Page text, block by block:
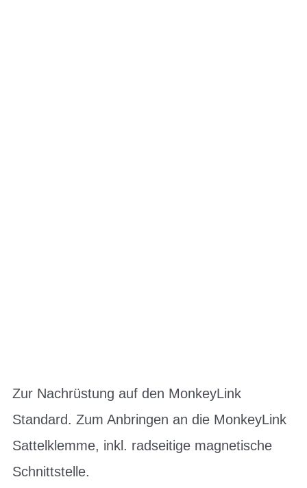
Zur Nachrüstung auf den MonkeyLink
Standard. Zum Anbringen an die MonkeyLink
Sattelklemme, inkl. radseitige magnetische
Schnittstelle.